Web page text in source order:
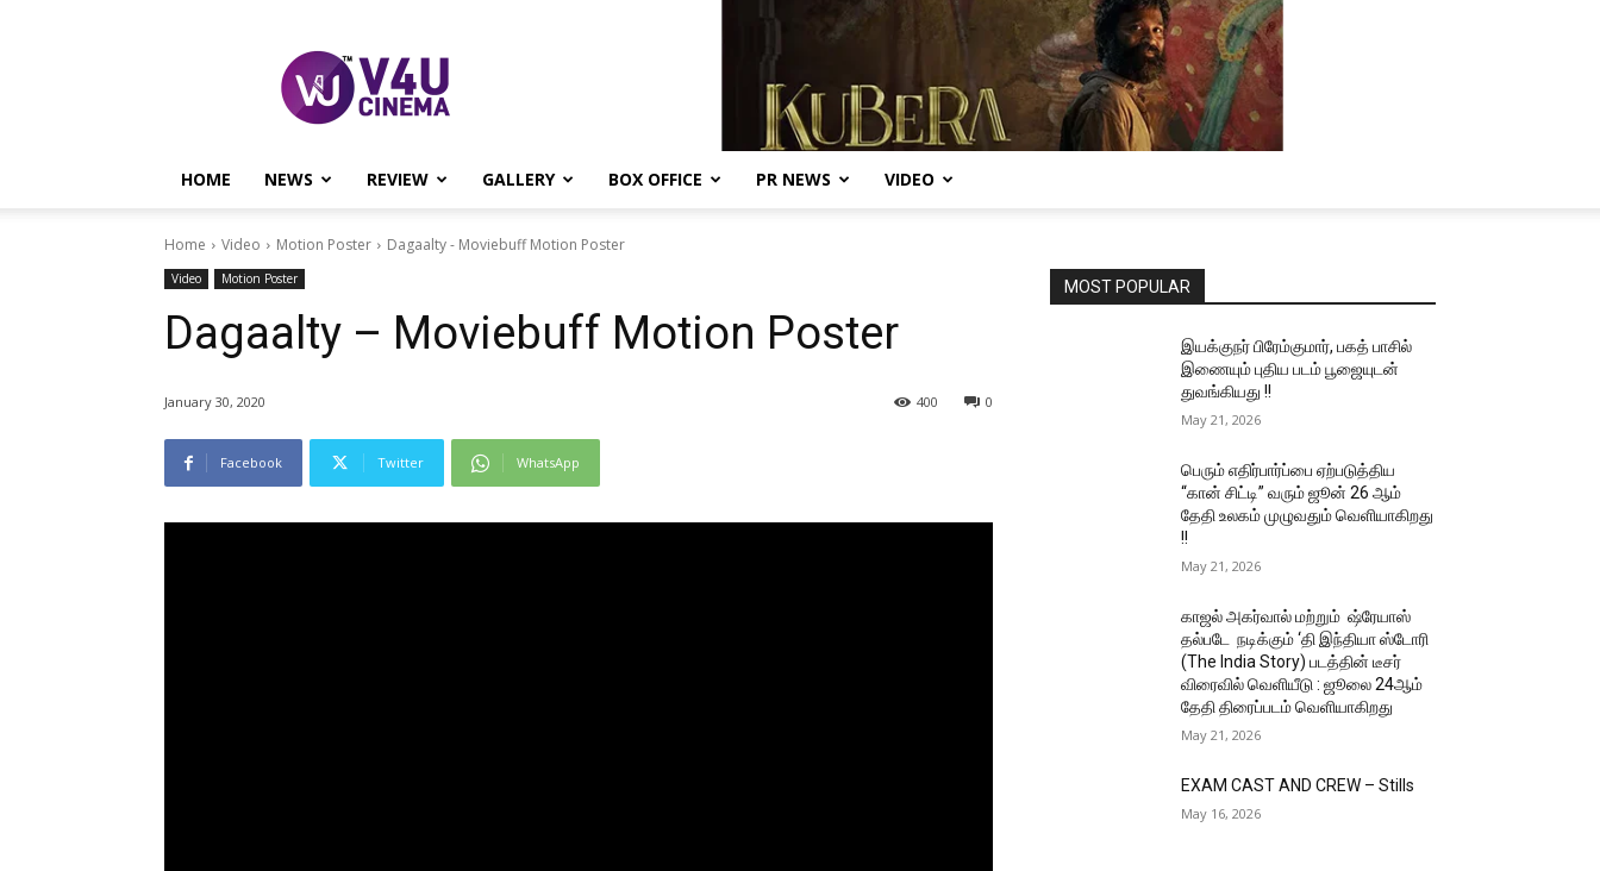
CINEMA
HOME NEWS REVIEW GALLERY BOX OFFICE PR NEWS VIDEO
Home Video Motion Poster Dagaalty - Moviebuff Motion Poster
Video Motion Poster
Dagaalty – Moviebuff Motion Poster
January 30, 2020 0
400
Facebook Twitter WhatsApp
MOST POPULAR
இயக்குநர் பிரேம்குமார், பகத் பாசில்
இணையும் புதிய படம் பூஜையுடன்
துவங்கியது !!
May 21, 2026
பெரும் எதிர்பார்ப்பை ஏற்படுத்திய
“கான் சிட்டி” வரும் ஜூன் 26 ஆம்
தேதி உலகம் முழுவதும் வெளியாகிறது
!!
May 21, 2026
காஜல் அகர்வால் மற்றும் ஷ்ரேயாஸ்
தல்படே நடிக்கும் ‘தி இந்தியா ஸ்டோரி
(The India Story) படத்தின் டீசர்
விரைவில் வெளியீடு : ஜூலை 24ஆம்
தேதி திரைப்படம் வெளியாகிறது
May 21, 2026
EXAM CAST AND CREW – Stills
May 16, 2026